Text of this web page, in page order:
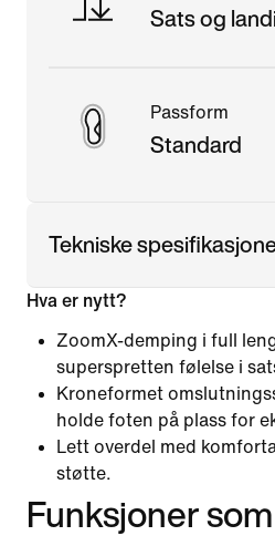
Sats og
Passform
Standard
Tekniske
Hva er nytt?
ZoomX-demping i full
superspretten følelse i
Kroneformet
holde foten på plass for
Lett overdel med
støtte.
Funksjoner